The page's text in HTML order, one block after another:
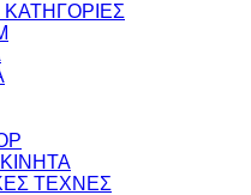
ΚΑΤΗΓΟΡΙΕΣ
ΤΕΧΝΕΣ